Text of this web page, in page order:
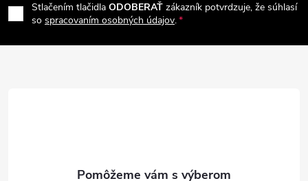
p
Stlačením tlačidla ODOBERAŤ zákazník potvrdzuje, že súhlasí
so spracovaním osobných údajov.